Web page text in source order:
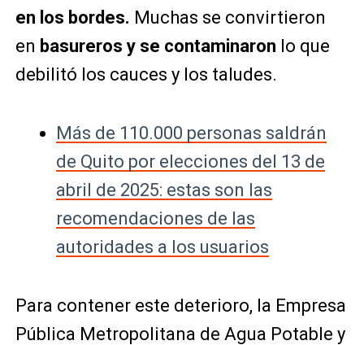
en los bordes. Muchas se convirtieron
en basureros y se contaminaron lo que
debilitó los cauces y los taludes.
Más de 110.000 personas saldrán
de Quito por elecciones del 13 de
abril de 2025: estas son las
recomendaciones de las
autoridades a los usuarios
Para contener este deterioro, la Empresa
Pública Metropolitana de Agua Potable y